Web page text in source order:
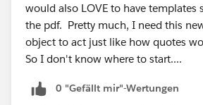
would also LOVE to have templates
the pdf. Pretty much, I need this
object to act just like how quotes
So I don't know where to start....
0 "Gefällt mir"-Wertungen